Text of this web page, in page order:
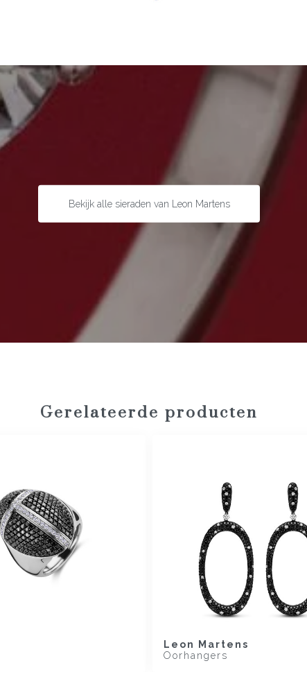
Bekijk alle sieraden van Leon Martens
Gerelateerde producten
Leon Martens
Oorhangers